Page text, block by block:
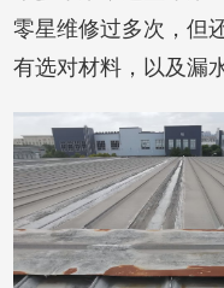
零星维修过多次，但
有选对材料，以及漏